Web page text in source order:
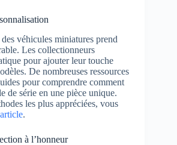
des véhicules miniatures prend
Les collectionneurs
pour ajouter leur touche
De nombreuses ressources
pour comprendre comment
de série en une pièce unique.
les plus appréciées, vous
.
à l’honneur